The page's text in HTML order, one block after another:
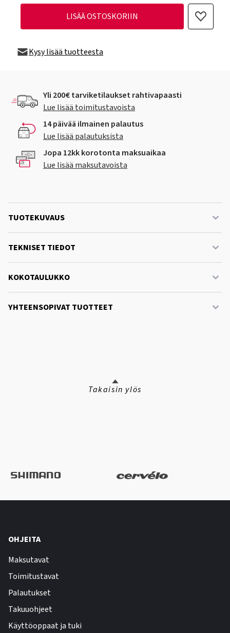
LISÄÄ OSTOSKORIIN
Kysy lisää tuotteesta
Yli 200€ tarviketilaukset rahtivapaasti
Lue lisää toimitustavoista
14 päivää ilmainen palautus
Lue lisää palautuksista
Jopa 12kk korotonta maksuaikaa
Lue lisää maksutavoista
TUOTEKUVAUS
TEKNISET TIEDOT
KOKOTAULUKKO
YHTEENSOPIVAT TUOTTEET
Takaisin ylös
OHJEITA
Maksutavat
Toimitustavat
Palautukset
Takuuohjeet
Käyttöoppaat ja tuki